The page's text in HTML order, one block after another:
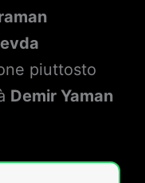
piuttosto
Demir Yaman